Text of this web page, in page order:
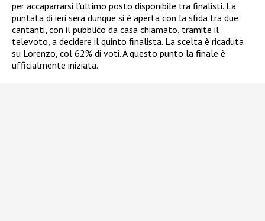
per accaparrarsi l’ultimo posto disponibile tra finalisti. La
puntata di ieri sera dunque si è aperta con la sfida tra due
cantanti, con il pubblico da casa chiamato, tramite il
televoto, a decidere il quinto finalista. La scelta è ricaduta
su Lorenzo, col 62% di voti. A questo punto la finale è
ufficialmente iniziata.